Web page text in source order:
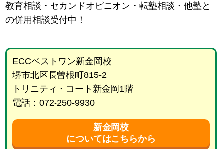
教育相談・セカンドオピニオン・転塾相談・他塾と
の併用相談受付中！
ECCベストワン新金岡校
堺市北区長曽根町815-2
トリニティ・コート新金岡1階
電話：072-250-9930
新金岡校
についてはこちらから